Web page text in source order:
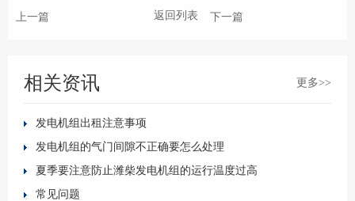
上一篇 下一篇
返回列表
相关资讯 更多>>
发电机组出租注意事项
发电机组的气门间隙不正确要怎么处理
夏季要注意防止潍柴发电机组的运行温度过高
常见问题